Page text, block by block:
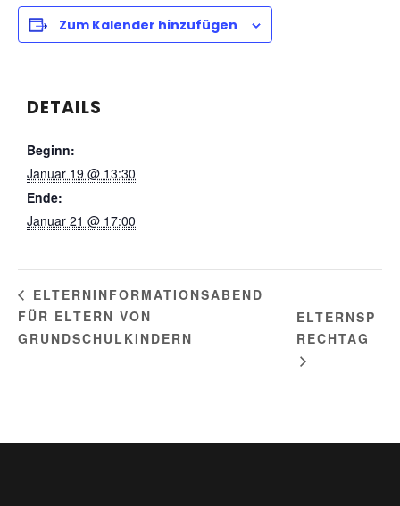
Zum Kalender hinzufügen
DETAILS
Beginn:
Januar 19 @ 13:30
Ende:
Januar 21 @ 17:00
ELTERNINFORMATIONSABEND
FÜR ELTERN VON
GRUNDSCHULKINDERN
ELTERNSP
RECHTAG